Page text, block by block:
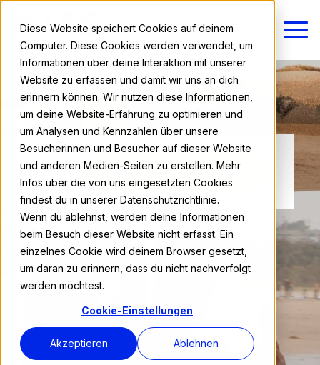
Diese Website speichert Cookies auf deinem
Computer. Diese Cookies werden verwendet, um
Informationen über deine Interaktion mit unserer
Website zu erfassen und damit wir uns an dich
erinnern können. Wir nutzen diese Informationen,
um deine Website-Erfahrung zu optimieren und
um Analysen und Kennzahlen über unsere
Besucherinnen und Besucher auf dieser Website
und anderen Medien-Seiten zu erstellen. Mehr
Infos über die von uns eingesetzten Cookies
findest du in unserer Datenschutzrichtlinie.
Wenn du ablehnst, werden deine Informationen
beim Besuch dieser Website nicht erfasst. Ein
einzelnes Cookie wird deinem Browser gesetzt,
um daran zu erinnern, dass du nicht nachverfolgt
werden möchtest.
Cookie-Einstellungen
Akzeptieren Ablehnen
ab 540 € Alle Preise & Termine
Surfcamps